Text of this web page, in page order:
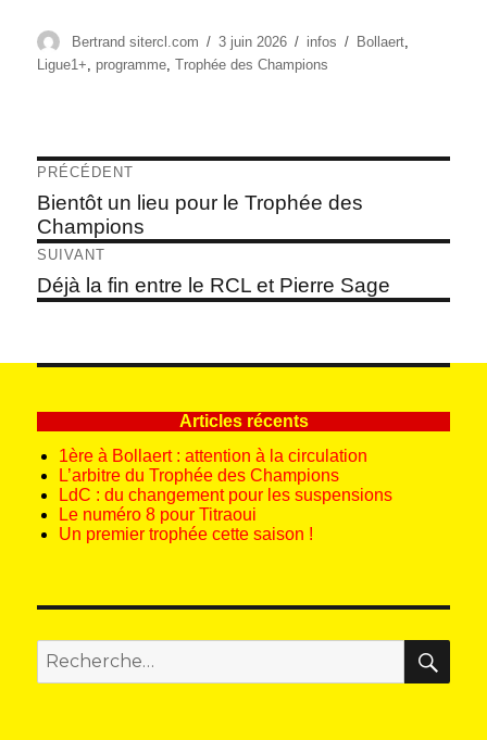
Auteur
Bertrand sitercl.com
Publié
le
3 juin 2026 Catégories
infos Étiquettes
Bollaert
Ligue1+, programme,Trophée des Champions
Navigation
de
l’article
PRÉCÉDENT
Article
précédent :
Bientôt un lieu pour le Trophée des
Champions
SUIVANT
Article
suivant :
Déjà la fin entre le RCL et Pierre Sage
Articles récents
1ère à Bollaert : attention à la circulation
L’arbitre du Trophée des Champions
LdC : du changement pour les suspensions
Le numéro 8 pour Titraoui
Un premier trophée cette saison !
pour
: